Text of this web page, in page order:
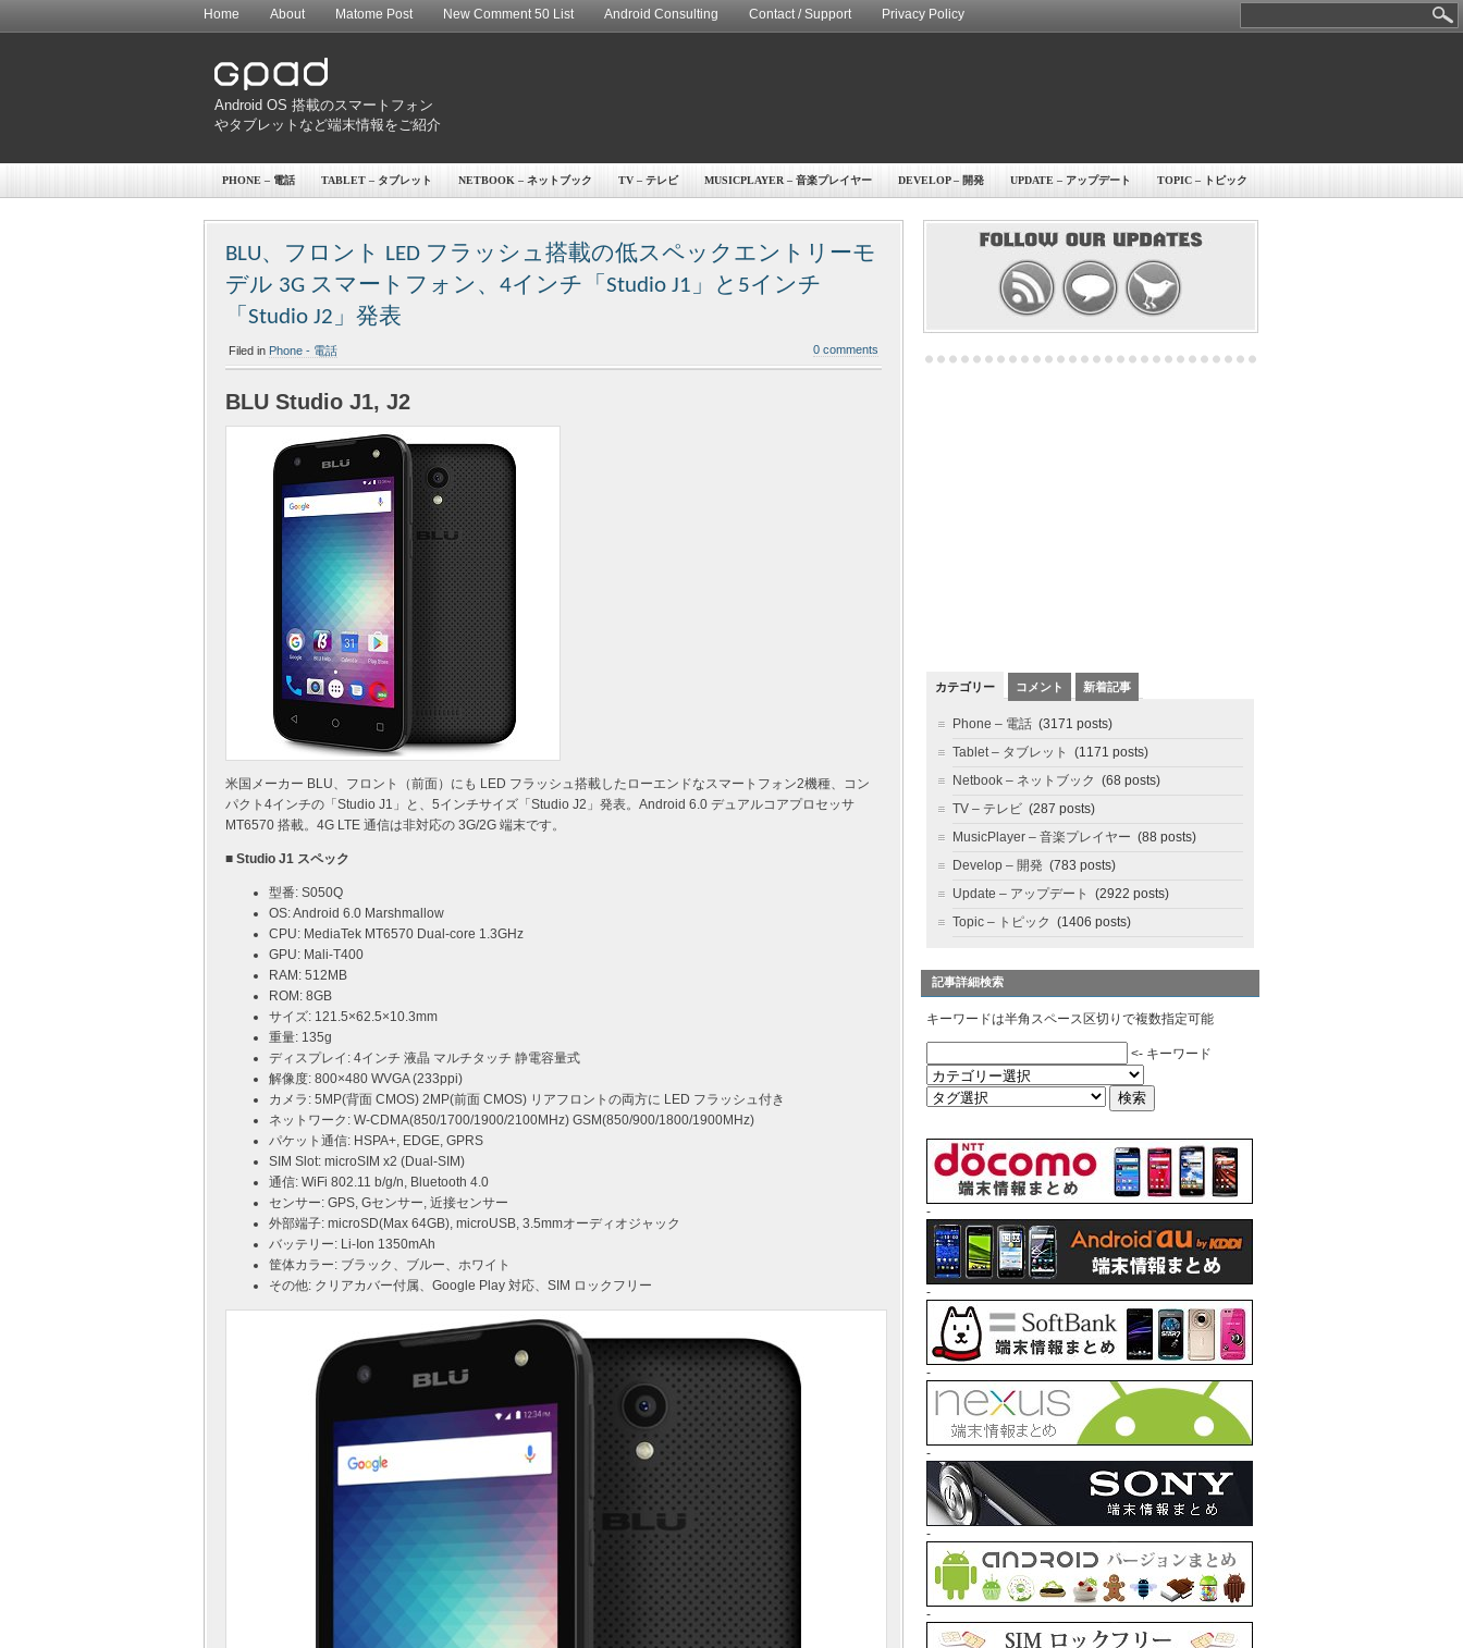
Home About Matome Post New Comment 50 List Android Consulting Contact / Support Privacy Policy
Android OS 搭載のスマートフォン
やタブレットなど端末情報をご紹介
PHONE – 電話 TABLET – タブレット NETBOOK – ネットブック TV – テレビ MUSICPLAYER – 音楽プレイヤー DEVELOP – 開発 UPDATE – アップデート TOPIC – トピック
BLU、フロント LED フラッシュ搭載の低スペックエントリーモ
デル 3G スマートフォン、4インチ「Studio J1」と5インチ
「Studio J2」発表
Filed in Phone - 電話 0 comments
BLU Studio J1, J2
米国メーカー BLU、フロント（前面）にも LED フラッシュ搭載したローエンドなスマートフォン2機種、コン
パクト4インチの「Studio J1」と、5インチサイズ「Studio J2」発表。Android 6.0 デュアルコアプロセッサ
MT6570 搭載。4G LTE 通信は非対応の 3G/2G 端末です。
■ Studio J1 スペック
型番: S050Q
OS: Android 6.0 Marshmallow
CPU: MediaTek MT6570 Dual-core 1.3GHz
GPU: Mali-T400
RAM: 512MB
ROM: 8GB
サイズ: 121.5×62.5×10.3mm
重量: 135g
ディスプレイ: 4インチ 液晶 マルチタッチ 静電容量式
解像度: 800×480 WVGA (233ppi)
カメラ: 5MP(背面 CMOS) 2MP(前面 CMOS) リアフロントの両方に LED フラッシュ付き
ネットワーク: W-CDMA(850/1700/1900/2100MHz) GSM(850/900/1800/1900MHz)
パケット通信: HSPA+, EDGE, GPRS
SIM Slot: microSIM x2 (Dual-SIM)
通信: WiFi 802.11 b/g/n, Bluetooth 4.0
センサー: GPS, Gセンサー, 近接センサー
外部端子: microSD(Max 64GB), microUSB, 3.5mmオーディオジャック
バッテリー: Li-Ion 1350mAh
筐体カラー: ブラック、ブルー、ホワイト
その他: クリアカバー付属、Google Play 対応、SIM ロックフリー
カテゴリー コメント 新着記事
Phone – 電話 (3171 posts)
Tablet – タブレット
(1171 posts)
Netbook – ネットブック (68 posts)
TV – テレビ (287 posts)
MusicPlayer – 音楽プレイヤー (88 posts)
Develop – 開発 (783 posts)
Update – アップデート
(2922 posts)
Topic – トピック (1406 posts)
記事詳細検索
キーワードは半角スペース区切りで複数指定可能
<- キーワード
-
-
-
-
-
-